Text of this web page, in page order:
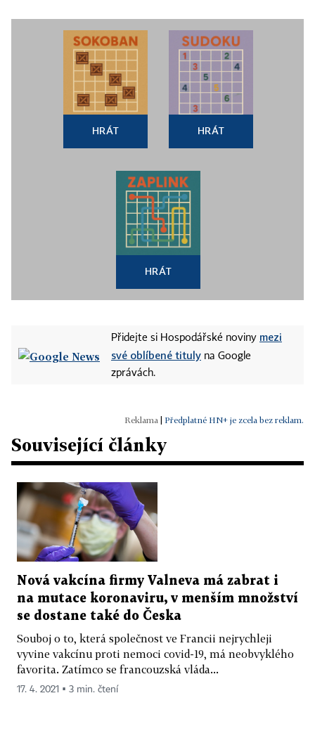
HRÁT HRÁT
HRÁT
Přidejte si Hospodářské noviny mezi
své oblíbené tituly na Google
zprávách.
Předplatné HN+ je zcela bez reklam.
Související články
Nová vakcína firmy Valneva má zabrat i
na mutace koronaviru, v menším množství
se dostane také do Česka
Souboj o to, která společnost ve Francii nejrychleji
vyvine vakcínu proti nemoci covid-19, má neobvyklého
favorita. Zatímco se francouzská vláda...
17. 4. 2021 ▪ 3 min. čtení